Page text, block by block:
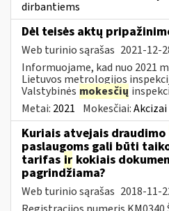
dirbantiems
Dėl teisės aktų
Web turinio sąrašas 2021-12-
Informuojame, kad nuo 2021
Lietuvos metrologijos
Valstybinės mokesčių
Metai: 2021 Mokesčiai:Akcizai
Kuriais atvejais draudimo
paslaugoms gali būti
tarifas ir kokiais
pagrindžiama?
Web turinio sąrašas 2018-11-